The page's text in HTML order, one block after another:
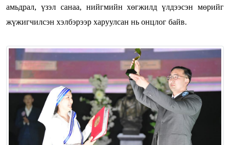
амьдрал, үзэл санаа, нийгмийн хөгжилд үлдээсэн мөрийг
жүжигчилсэн хэлбэрээр харуулсан нь онцлог байв.